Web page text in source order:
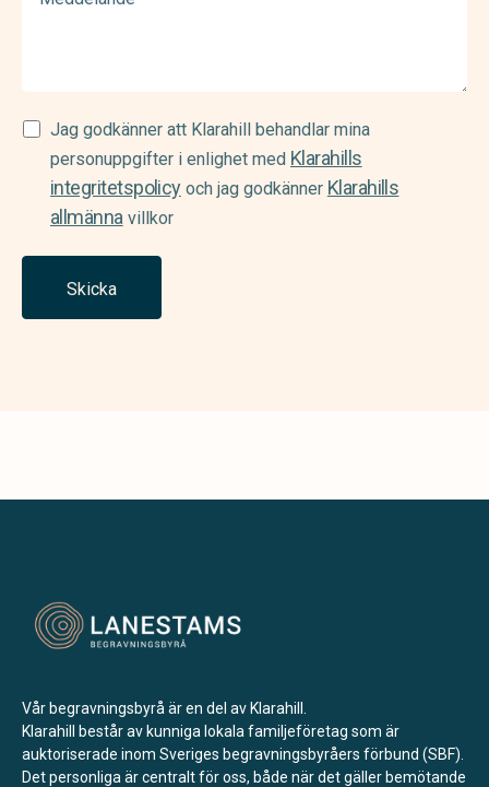
Samtycke
(Required)
Jag godkänner att Klarahill behandlar mina
personuppgifter i enlighet med Klarahills
integritetspolicyoch jag godkänner Klarahills
allmännavillkor
Skicka
Vår begravningsbyrå är en del av Klarahill.
Klarahill består av kunniga lokala familjeföretag som är
auktoriserade inom Sveriges begravningsbyråers förbund (SBF).
Det personliga är centralt för oss, både när det gäller bemötande